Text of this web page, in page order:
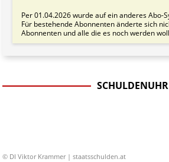
Per 01.04.2026 wurde auf ein anderes Abo-
Für bestehende Abonnenten änderte sich
Abonnenten und alle die es noch werden
SCHULDENUHR
© DI Viktor Krammer | staatsschulden.at